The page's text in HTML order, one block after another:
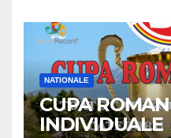
NATIONALE
CUPA
INDIVIDUALE